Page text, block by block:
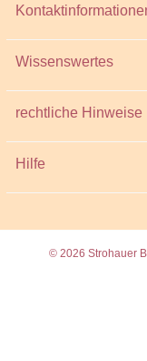
Wissenswertes
rechtliche Hinweise
Hilfe
© 2026 Strohauer